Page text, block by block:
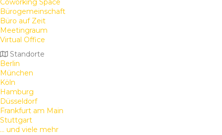
Coworking Space
Bürogemeinschaft
Büro auf Zeit
Meetingraum
Virtual Office
Standorte
Berlin
München
Köln
Hamburg
Düsseldorf
Frankfurt am Main
Stuttgart
... und viele mehr